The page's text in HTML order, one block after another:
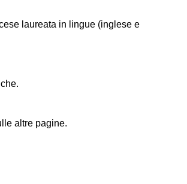
laureata in lingue (inglese e
altre pagine.